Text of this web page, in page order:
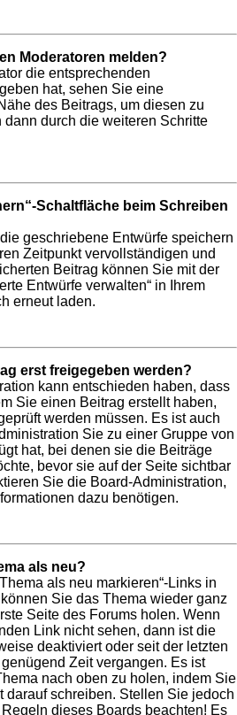
Moderatoren melden?
die entsprechenden
hat, sehen Sie eine
des Beitrags, um diesen zu
dann durch die weiteren Schritte
Schaltfläche beim Schreiben
geschriebene Entwürfe speichern
Zeitpunkt vervollständigen und
Beitrag können Sie mit der
Entwürfe verwalten“ in Ihrem
erneut laden.
erst freigegeben werden?
kann entschieden haben, dass
Sie einen Beitrag erstellt haben,
werden müssen. Es ist auch
Sie zu einer Gruppe von
hat, bei denen sie die Beiträge
bevor sie auf der Seite sichtbar
Sie die Board-Administration,
dazu benötigen.
als neu?
als neu markieren“-Links in
Sie das Thema wieder ganz
Seite des Forums holen. Wenn
Link nicht sehen, dann ist die
deaktiviert oder seit der letzten
Zeit vergangen. Es ist
nach oben zu holen, indem Sie
darauf schreiben. Stellen Sie jedoch
dieses Boards beachten! Es